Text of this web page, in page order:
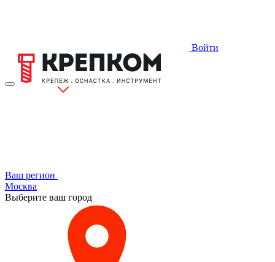
Войти
Ваш регион
Москва
Выберите ваш город